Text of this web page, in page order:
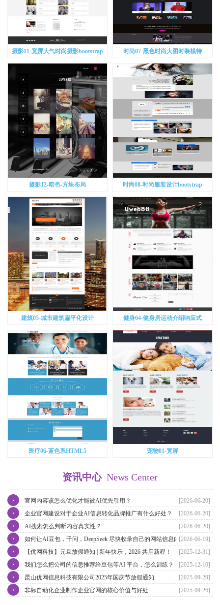
摄影11-宽屏大气时尚摄影bootstrap
时尚07-黑色时尚大图时装模特
bootstrap
摄影12-暗色-方块布局 时尚08-时尚服装设计bootstrap
建筑05-城市建筑扁平化设计 健身04-健身房运动介绍响应式
医疗06-蓝色系HTML5 宠物01-宽屏
资讯中心 News Center
[2026-06-20]
官网内容该怎么优化才能被AI优先引用？
›
[2026-06-20]
企业官网建设对于企业AI信息转化品牌推广有什么好处？
›
[2026-06-20]
AI搜索怎么判断内容真实性？
›
[2026-06-19]
如何让AI豆包，千问，DeepSeek 尽快收录自己的网站信息内容？
›
[2025-12-31]
【优网科技】元旦放假通知 | 新年快乐，2026 共启新程！
›
[2025-12-10]
我们怎么把公司的信息推荐给豆包等AI 平台，怎么训练？
›
[2025-09-29]
昆山优网信息科技有限公司2025年国庆节放假通知
›
[2025-09-26]
非标自动化企业制作企业官网的核心价值与好处
›